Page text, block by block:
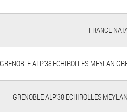
FRANCE
GRENOBLE ALP'38 ECHIROLLES MEYLAN
GRENOBLE ALP'38 ECHIROLLES